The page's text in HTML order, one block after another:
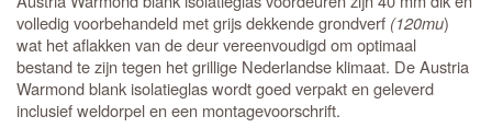
volledig voorbehandeld met grijs dekkende grondverf (120mu)
wat het aflakken van de deur vereenvoudigd om optimaal
bestand te zijn tegen het grillige Nederlandse klimaat. De Austria
Warmond blank isolatieglas wordt goed verpakt en geleverd
inclusief weldorpel en een montagevoorschrift.